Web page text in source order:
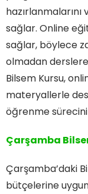
sağlar. Online
sağlar, böylece
olmadan
Bilsem Kursu,
materyallerle
öğrenme
Çarşamba
Çarşamba’daki
bütçelerine